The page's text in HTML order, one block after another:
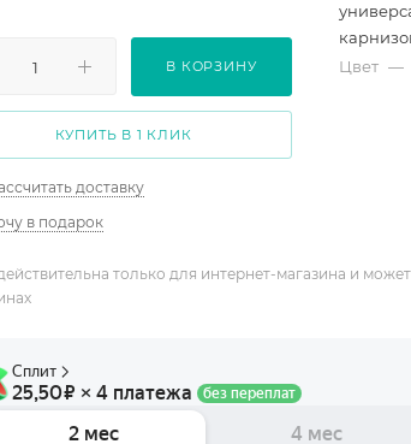
В КОРЗИНУ
КУПИТЬ В 1 КЛИК
доставку
в подарок
Цвет —
только для интернет-магазина и